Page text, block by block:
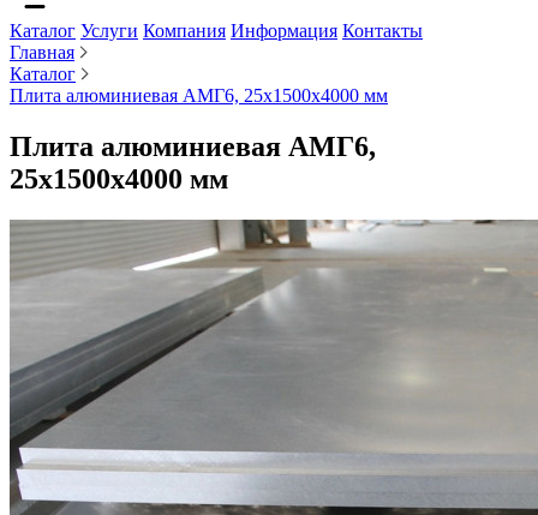
Каталог Услуги Компания Информация Контакты
Главная
Каталог
Плита алюминиевая АМГ6, 25х1500х4000 мм
Плита алюминиевая АМГ6,
25х1500х4000 мм